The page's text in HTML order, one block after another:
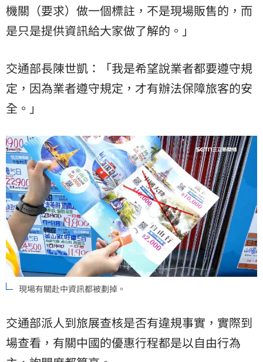
機關（要求）做一個標註，不是現場販售的，而
是只是提供資訊給大家做了解的。」
交通部長陳世凱：「我是希望說業者都要遵守規
定，因為業者遵守規定，才有辦法保障旅客的安
全。」
現場有關赴中資訊都被劃掉。
交通部派人到旅展查核是否有違規事實，實際到
場查看，有關中國的優惠行程都是以自由行為